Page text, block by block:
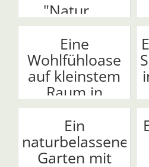
"Natur ...
Eine
Wohlfühloase
auf kleinstem
Raum in
"Natur im ...
Ein
naturbelassener
Garten mit